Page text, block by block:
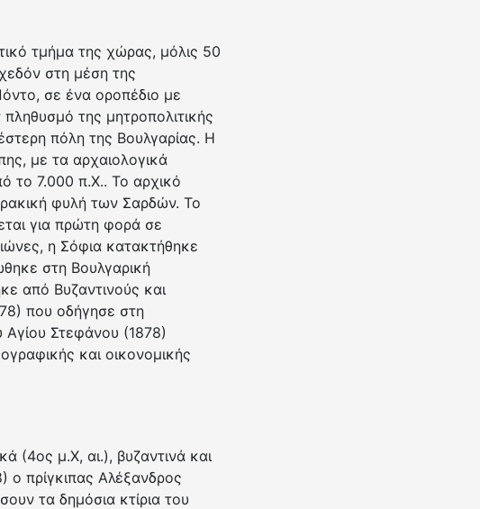
τμήμα της χώρας, μόλις 50
στη μέση της
σε ένα οροπέδιο με
της μητροπολιτικής
πόλη της Βουλγαρίας. Η
με τα αρχαιολογικά
το 7.000 π.Χ.. Το αρχικό
φυλή των Σαρδών. Το
για πρώτη φορά σε
η Σόφια κατακτήθηκε
στη Βουλγαρική
από Βυζαντινούς και
που οδήγησε στη
Αγίου Στεφάνου (1878)
και οικονομικής
(4ος μ.Χ, αι.), βυζαντινά και
ο πρίγκιπας Αλέξανδρος
τα δημόσια κτίρια του